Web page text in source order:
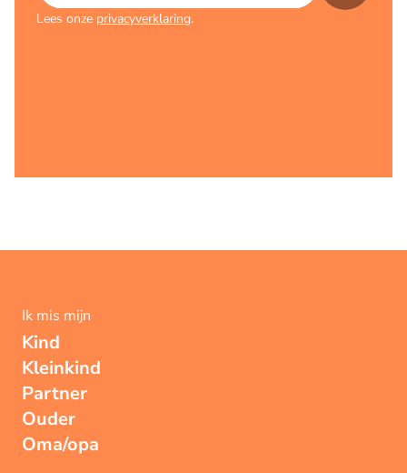
Lees onze privacyverklaring.
Ik mis mijn
Kind
Kleinkind
Partner
Ouder
Oma/opa